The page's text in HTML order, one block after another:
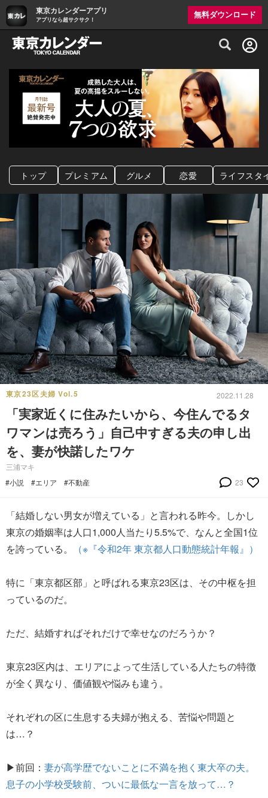
東京カレンダーアプリ
アプリなら超サクサク！
無料ダウンロード
グルメ情報・プレミアムレストラン予約
トップ プレミアム グルメ 恋愛 ライフスタ
東京23区夫婦 Vol.5 2022.11.28
「実家近くに住みたいから、今住んでるタ
ワマンは売ろう」自己中すぎる夫の申し出
を、妻が快諾したワケ
三浦マキ
#小説
#エリア #不動産 23
「結婚しない男女が増えている」と言われる昨今。しかし
東京の婚姻率は人口1,000人当たり5.5%で、なんと全国1位
を誇っている。
（※『令和2年 東京都人口動態統計年報』）
特に「東京都区部」と呼ばれる東京23区は、その中枢を担
っているのだ。
ただ、結婚すればそれだけで幸せなのだろうか？
東京23区内は、エリアによって生活している人たちの特徴
が全く異なり、価値観や悩みも違う。
それぞれの区に生息する夫婦が抱える、苦悩や問題と
は…？
▶前回： 妻が高学歴でないことに不満を抱く東大卒の夫。
息子の小学校受験前、ついに最低な一言を放って…？